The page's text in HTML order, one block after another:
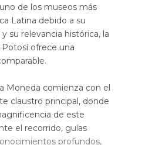
de los museos más
Latina debido a su
su relevancia histórica, la
Potosí ofrece una
Moneda comienza con el
claustro principal, donde
de este
el recorrido, guías
profundos,